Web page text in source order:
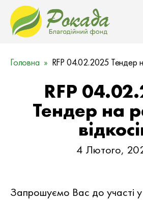
Головна RFP 04.02.2025 Тендер
RFP
Тендер на
4 Лютого,
Запрошуємо Вас до участi